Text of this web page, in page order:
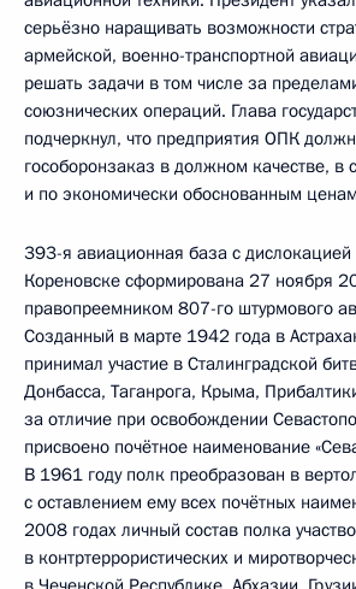
серьёзно наращивать возможности
армейской, военно-транспортной
решать задачи в том числе за
союзнических операций. Глава
подчеркнул, что предприятия ОПК
гособоронзаказ в должном качестве, в
и по экономически обоснованным
393-я авиационная база с дислокацией
Кореновске сформирована 27 ноября
правопреемником 807-го штурмового
Созданный в марте 1942 года в
принимал участие в Сталинградской
Донбасса, Таганрога, Крыма,
за отличие при освобождении
присвоено почётное наименование
В 1961 году полк преобразован в
с оставлением ему всех почётных
2008 годах личный состав полка
в контртеррористических и